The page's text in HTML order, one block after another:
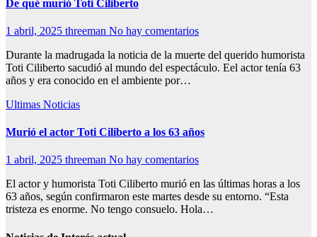
De qué murió Toti Ciliberto
1 abril, 2025 threeman No hay comentarios
Durante la madrugada la noticia de la muerte del querido humorista
Toti Ciliberto sacudió al mundo del espectáculo. Eel actor tenía 63
años y era conocido en el ambiente por…
Ultimas Noticias
Murió el actor Toti Ciliberto a los 63 años
1 abril, 2025 threeman No hay comentarios
El actor y humorista Toti Ciliberto murió en las últimas horas a los
63 años, según confirmaron este martes desde su entorno. “Esta
tristeza es enorme. No tengo consuelo. Hola…